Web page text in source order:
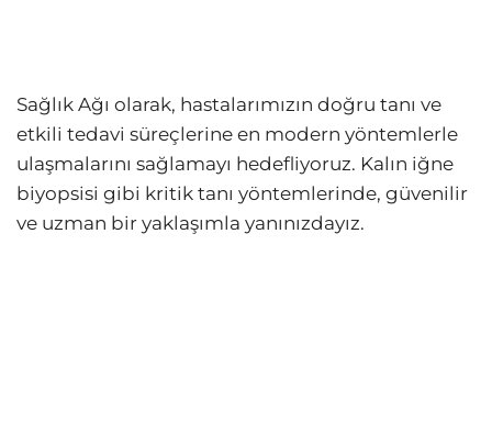
Sağlık Ağı olarak, hastalarımızın doğru tanı ve
etkili tedavi süreçlerine en modern yöntemlerle
ulaşmalarını sağlamayı hedefliyoruz. Kalın iğne
biyopsisi gibi kritik tanı yöntemlerinde, güvenilir
ve uzman bir yaklaşımla yanınızdayız.